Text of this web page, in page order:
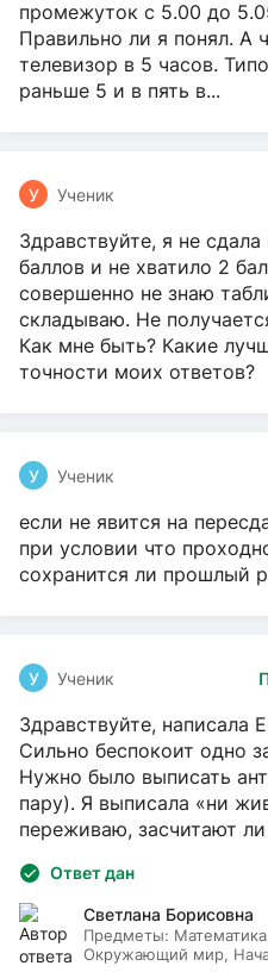
промежуток с 5.00 до
Правильно ли я понял. А
телевизор в 5 часов.
раньше 5 и в пять в...
У Ученик
Здравствуйте, я не
баллов и не хватило 2
совершенно не знаю
складываю. Не
Как мне быть? Какие
точности моих ответов?
У Ученик
если не явится на
при условии что
сохранится ли прошлый
У Ученик
Здравствуйте, написала
Сильно беспокоит одно
Нужно было выписать
пару). Я выписала «ни
переживаю, засчитают
Ответ дан
Светлана Борисовна
Предметы:
Окружающий мир,